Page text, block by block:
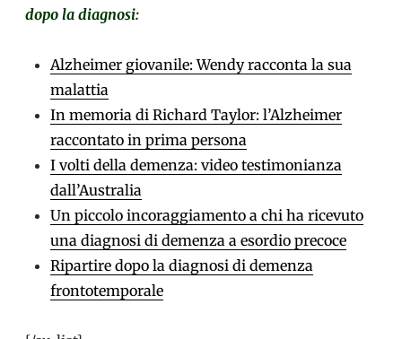
dopo la diagnosi:
Alzheimer giovanile: Wendy racconta la sua
malattia
In memoria di Richard Taylor: l’Alzheimer
raccontato in prima persona
I volti della demenza: video testimonianza
dall’Australia
Un piccolo incoraggiamento a chi ha ricevuto
una diagnosi di demenza a esordio precoce
Ripartire dopo la diagnosi di demenza
frontotemporale